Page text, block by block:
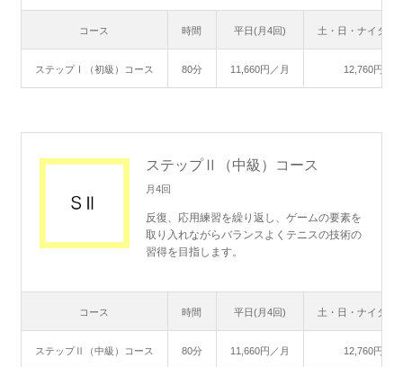
コース 時間 平日(月4回) 土・日・ナイター(
ステップⅠ（初級）コース 80分 11,660円／月 12,760円／月
ステップⅡ（中級）コース
月4回
反復、応用練習を繰り返し、ゲームの要素を
取り入れながらバランスよくテニスの技術の
習得を目指します。
コース 時間 平日(月4回) 土・日・ナイター(
ステップⅡ（中級）コース 80分 11,660円／月 12,760円／月